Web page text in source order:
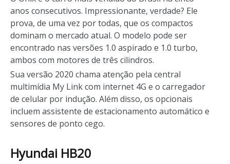
anos consecutivos. Impressionante, verdade? Ele
prova, de uma vez por todas, que os compactos
dominam o mercado atual. O modelo pode ser
encontrado nas versões 1.0 aspirado e 1.0 turbo,
ambos com motores de três cilindros.
Sua versão 2020 chama atenção pela central
multimídia My Link com internet 4G e o carregador
de celular por indução. Além disso, os opcionais
incluem assistente de estacionamento automático e
sensores de ponto cego.
Hyundai HB20